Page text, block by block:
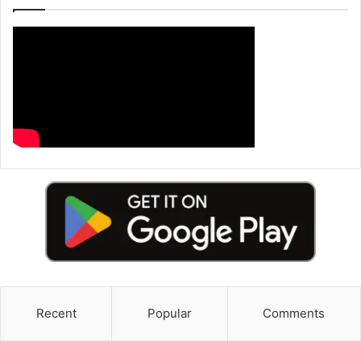
Recent Popular Comments